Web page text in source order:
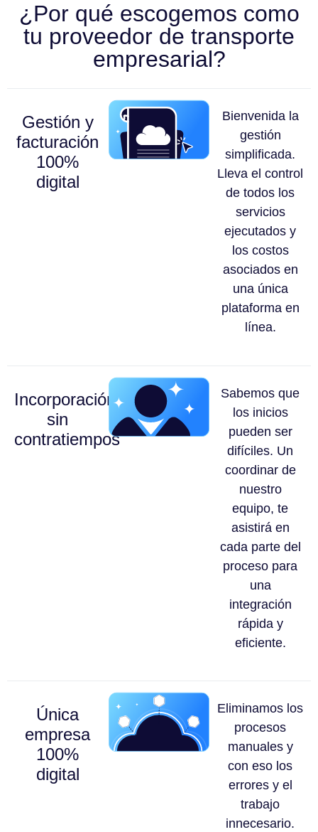
¿Por qué escogemos como
tu proveedor de transporte
empresarial?
Gestión y
facturación
100%
digital
Bienvenida la
gestión
simplificada.
Lleva el control
de todos los
servicios
ejecutados y
los costos
asociados en
una única
plataforma en
línea.
Incorporación
sin
contratiempos
Sabemos que
los inicios
pueden ser
difíciles. Un
coordinar de
nuestro
equipo, te
asistirá en
cada parte del
proceso para
una
integración
rápida y
eficiente.
Única
empresa
100%
digital
Eliminamos los
procesos
manuales y
con eso los
errores y el
trabajo
innecesario.